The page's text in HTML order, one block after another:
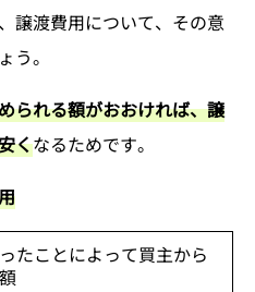
譲渡費用について、その意
う。
られる額がおおければ、譲
くなるためです。
たことによって買主から